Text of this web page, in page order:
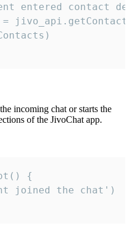
entered contact
incoming chat or starts the
of the JivoChat app.
{